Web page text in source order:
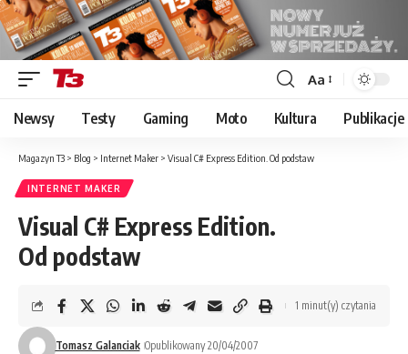
Font
Resizer
Aa
Newsy Testy Gaming Moto Kultura Publikacje
Magazyn T3 > Blog > Internet Maker > Visual C# Express Edition. Od podstaw
INTERNET MAKER
Visual C# Express Edition.
Od podstaw
Tomasz Galanciak Opublikowany 20/04/2007
1 minut(y) czytania